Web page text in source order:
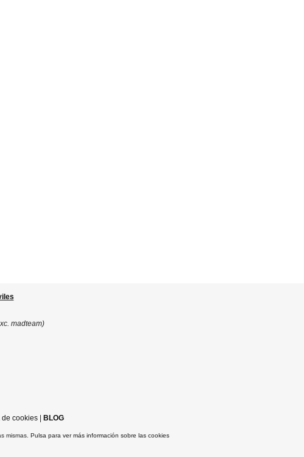
madteam)
de cookies| BLOG
mismas. Pulsa para ver más información sobre las cookies